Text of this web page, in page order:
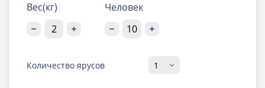
Вес(кг) Человек
Количество ярусов